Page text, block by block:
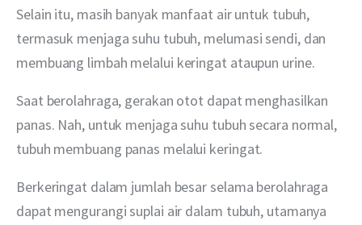
Selain itu, masih banyak manfaat air untuk tubuh,
termasuk menjaga suhu tubuh, melumasi sendi, dan
membuang limbah melalui keringat ataupun urine.
Saat berolahraga, gerakan otot dapat menghasilkan
panas. Nah, untuk menjaga suhu tubuh secara normal,
tubuh membuang panas melalui keringat.
Berkeringat dalam jumlah besar selama berolahraga
dapat mengurangi suplai air dalam tubuh, utamanya